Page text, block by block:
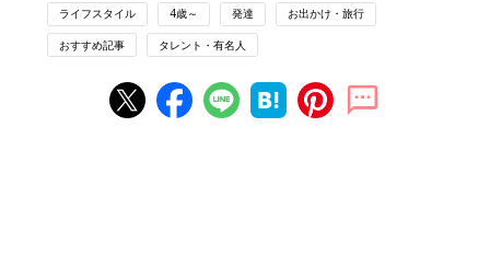
ライフスタイル 4歳～ 発達 お出かけ・旅行
おすすめ記事 タレント・有名人